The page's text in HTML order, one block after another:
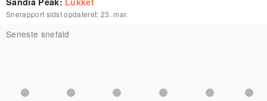
Snerapport sidst opdateret: 23. mar.
Seneste snefald